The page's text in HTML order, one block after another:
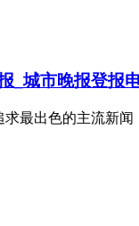
_城市晚报登报
最出色的主流新